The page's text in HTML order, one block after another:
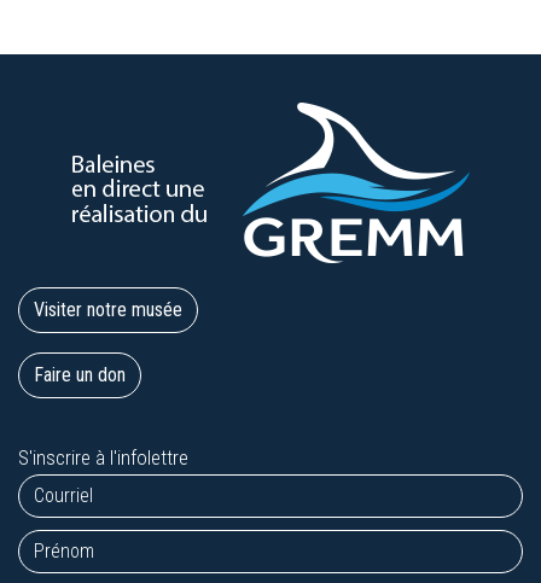
Visiter notre musée
Faire un don
S'inscrire à l'infolettre